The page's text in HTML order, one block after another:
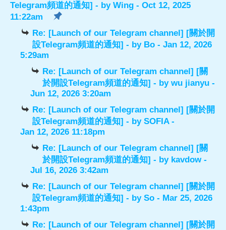
Telegram頻道的通知] - by Wing - Oct 12, 2025
11:22am
Re: [Launch of our Telegram channel] [關於開
設Telegram頻道的通知] - by Bo - Jan 12, 2026
5:29am
Re: [Launch of our Telegram channel] [關
於開設Telegram頻道的通知] - bywu jianyu -
Jun 12, 2026 3:20am
Re: [Launch of our Telegram channel] [關於開
設Telegram頻道的通知] - bySOFIA-
Jan 12, 2026 11:18pm
Re: [Launch of our Telegram channel] [關
於開設Telegram頻道的通知] - by kavdow-
Jul 16, 2026 3:42am
Re: [Launch of our Telegram channel] [關於開
設Telegram頻道的通知] - bySo - Mar 25, 2026
1:43pm
Re: [Launch of our Telegram channel] [關於開